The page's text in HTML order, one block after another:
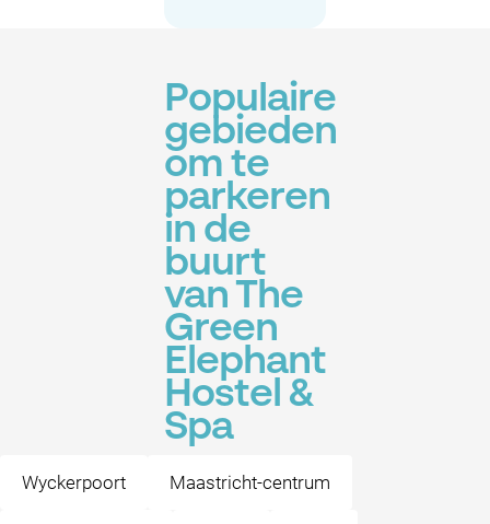
Populaire
gebieden
om te
parkeren
in de
buurt
van The
Green
Elephant
Hostel &
Spa
Wyckerpoort Maastricht-centrum